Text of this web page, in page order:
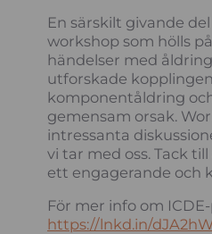
En särskilt givande
workshop som hölls
händelser med
utforskade
komponentåldring
gemensam orsak.
intressanta
vi tar med oss. Tack
ett engagerande och
För mer info om
https://lnkd.in/